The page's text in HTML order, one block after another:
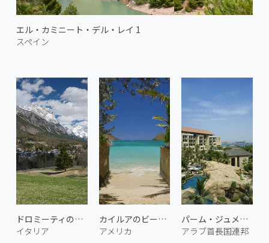
エル・カミニート・デル・レイ 1
スペイン
ドロミーティのソラピス山群 1
イタリア
カイルアのビーチ 1
アメリカ
パーム・ジュメイラのビーチリゾート 1
アラブ首長国連邦